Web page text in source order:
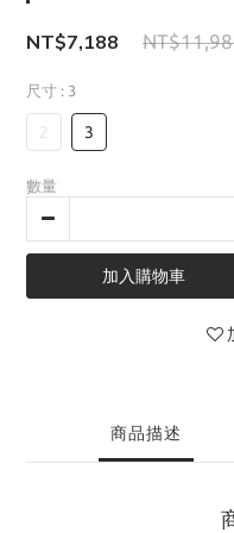
NT$7,188
尺寸 : 3
2 3
數量
加入購物車
商品描述